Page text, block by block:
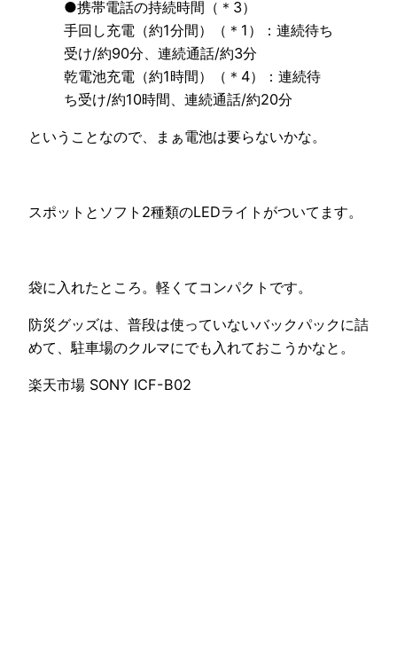
●携帯電話の持続時間（＊3）
手回し充電（約1分間）（＊1）：連続待ち
受け/約90分、連続通話/約3分
乾電池充電（約1時間）（＊4）：連続待
ち受け/約10時間、連続通話/約20分
ということなので、まぁ電池は要らないかな。
スポットとソフト2種類のLEDライトがついてます。
袋に入れたところ。軽くてコンパクトです。
防災グッズは、普段は使っていないバックパックに詰
めて、駐車場のクルマにでも入れておこうかなと。
楽天市場 SONY ICF-B02